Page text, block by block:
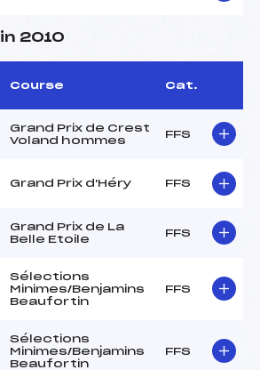
2010
Course Cat.
Grand Prix de Crest
Voland hommes
FFS
Grand Prix d'Héry FFS
Grand Prix de La
Belle Etoile
FFS
Sélections
Minimes/Benjamins
Beaufortin
FFS
Sélections
Minimes/Benjamins
Beaufortin
FFS